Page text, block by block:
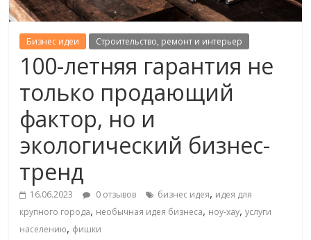
Бизнес идеи Строительство, ремонт и интерьер
100-летняя гарантия не
только продающий
фактор, но и
экологический бизнес-
тренд
16.06.2023 0 отзывов бизнес идея, идея для
крупного города, необычная идея бизнеса, ноу-хау,услуги
населению, фишки